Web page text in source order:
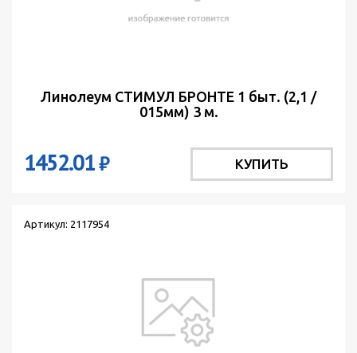
Линолеум СТИМУЛ БРОНТЕ 1 быт. (2,1 /
015мм) 3 м.
1452.01₽ КУПИТЬ
Артикул: 2117954